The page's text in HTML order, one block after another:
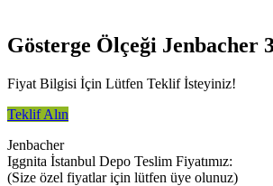
Gösterge Ölçeği Jenbacher
Fiyat Bilgisi İçin Lütfen Teklif İsteyiniz!
Teklif Alın
Jenbacher
Iggnita İstanbul Depo Teslim Fiyatımız:
(Size özel fiyatlar için lütfen üye olunuz)